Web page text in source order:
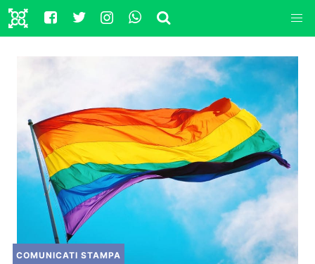
COMUNICATI STAMPA